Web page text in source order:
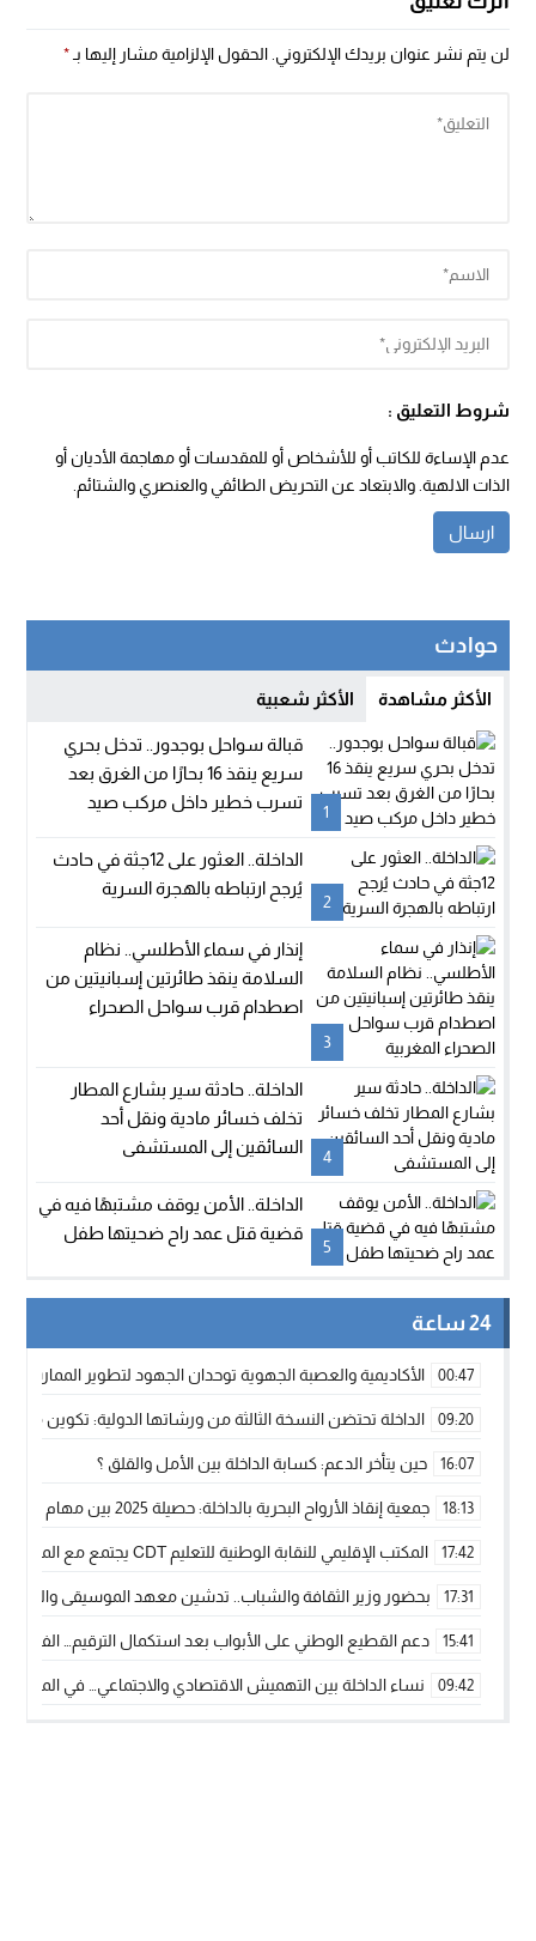
لن يتم نشر عنوان بريدك الإلكتروني. الحقول الإلزامية مشار إليها بـ*
شروط التعليق :
عدم الإساءة للكاتب أو للأشخاص أو للمقدسات أو مهاجمة الأديان أو
الذات الالهية. والابتعاد عن التحريض الطائفي والعنصري والشتائم.
حوادث
الأكثر مشاهدة الأكثر شعبية
1
قبالة سواحل بوجدور.. تدخل بحري
سريع ينقذ 16 بحارًا من الغرق بعد
تسرب خطير داخل مركب صيد
2
الداخلة.. العثور على 12جثة في حادث
يُرجح ارتباطه بالهجرة السرية
3
إنذار في سماء الأطلسي.. نظام
السلامة ينقذ طائرتين إسبانيتين من
اصطدام قرب سواحل الصحراء
4
الداخلة.. حادثة سير بشارع المطار
تخلف خسائر مادية ونقل أحد
السائقين إلى المستشفى
5
الداخلة.. الأمن يوقف مشتبهًا فيه في
قضية قتل عمد راح ضحيتها طفل
24 ساعة
00:47 الأكاديمية والعصبة الجهوية توحدان الجهود لتطوير الممارسة
09:20 الداخلة تحتضن النسخة الثالثة من ورشاتها الدولية: تكوين
16:07 حين يتأخر الدعم: كسابة الداخلة بين الأمل والقلق ؟
18:13 جمعية إنقاذ الأرواح البحرية بالداخلة: حصيلة 2025 بين مهام الإنقاذ ومشروع “دار البحار”
17:42 المكتب الإقليمي للنقابة الوطنية للتعليم CDT يجتمع مع المدير الإقليمي لمناقشة ملفات جوهرية لنساء ورجال التعليم
17:31 بحضور وزير الثقافة والشباب.. تدشين معهد الموسيقى والفنون
15:41 دعم القطيع الوطني على الأبواب بعد استكمال الترقيم…
09:42 نساء الداخلة بين التهميش الاقتصادي والاجتماعي… في المؤسسات